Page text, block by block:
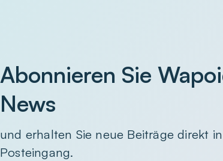
Abonnieren Sie
News
und erhalten Sie neue Beiträge direkt
Posteingang.